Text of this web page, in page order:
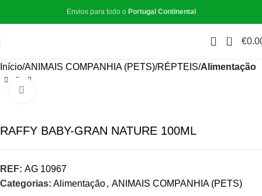
Envios para todo o Portugal Continental
0 €
Início ANIMAIS COMPANHIA (PETS) RÉPTEIS Alimentação
RAFFY BABY-GRAN NATURE 100ML
REF: AG 10967
Categorias: Alimentação, ANIMAIS COMPANHIA (PETS)